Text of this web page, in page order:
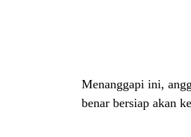
Menanggapi ini,
benar bersiap akan